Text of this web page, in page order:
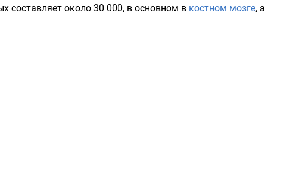
составляет около 30 000, в основном в костном мозге, а